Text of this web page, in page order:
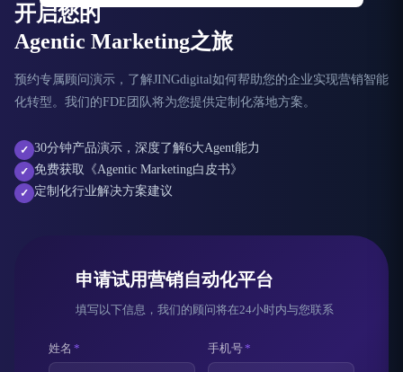
开启您的
Agentic Marketing之旅
预约专属顾问演示，了解JINGdigital如何帮助您的企业实现营销智能
化转型。我们的FDE团队将为您提供定制化落地方案。
✓ 30分钟产品演示，深度了解6大Agent能力
✓ 免费获取《Agentic Marketing白皮书》
✓ 定制化行业解决方案建议
申请试用营销自动化平台
填写以下信息，我们的顾问将在24小时内与您联系
姓名 * 手机号*